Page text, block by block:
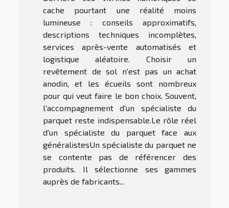
cache pourtant une réalité moins
lumineuse : conseils approximatifs,
descriptions techniques incomplètes,
services après-vente automatisés et
logistique aléatoire. Choisir un
revêtement de sol n'est pas un achat
anodin, et les écueils sont nombreux
pour qui veut faire le bon choix. Souvent,
l'accompagnement d'un spécialiste du
parquet reste indispensable.Le rôle réel
d'un spécialiste du parquet face aux
généralistesUn spécialiste du parquet ne
se contente pas de référencer des
produits. Il sélectionne ses gammes
auprès de fabricants...